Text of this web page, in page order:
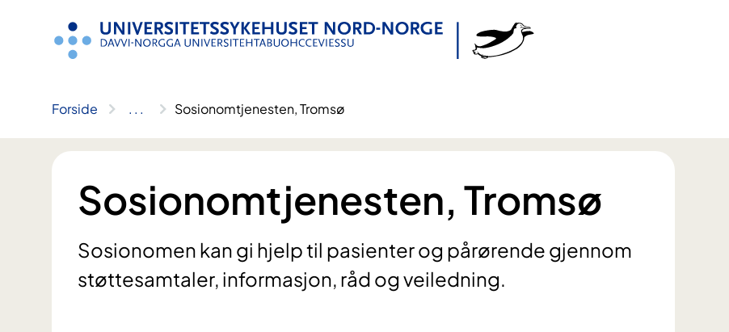
Forside .. . Sosionomtjenesten, Tromsø
Sosionomtjenesten, Tromsø
Sosionomen kan gi hjelp til pasienter og pårørende gjennom
støttesamtaler, informasjon, råd og veiledning.